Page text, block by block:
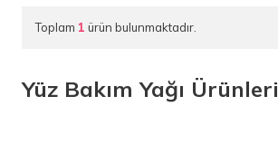
Toplam 1 ürün bulunmaktadır.
Yüz Bakım Yağı Ürünleri